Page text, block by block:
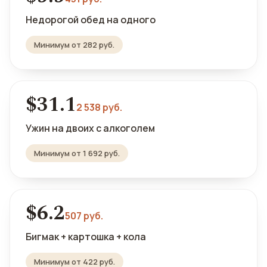
Недорогой обед на одного
Минимум от 282 руб.
$31.12 538 руб.
Ужин на двоих с алкоголем
Минимум от 1 692 руб.
$6.2507 руб.
Бигмак + картошка + кола
Минимум от 422 руб.